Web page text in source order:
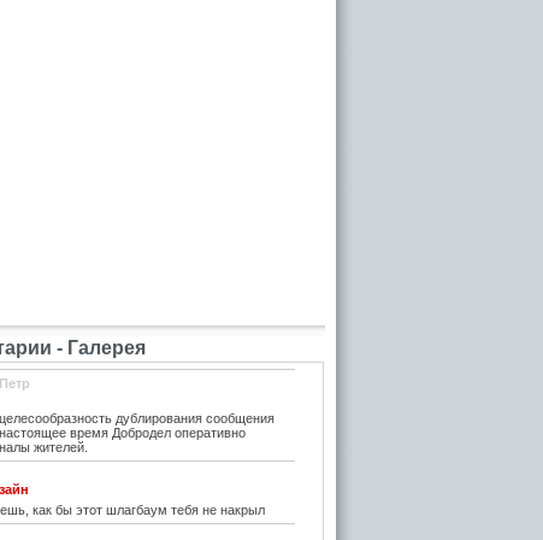
- Галерея
дублирования сообщения
время Добродел оперативно
жителей.
как бы этот шлагбаум тебя не накрыл